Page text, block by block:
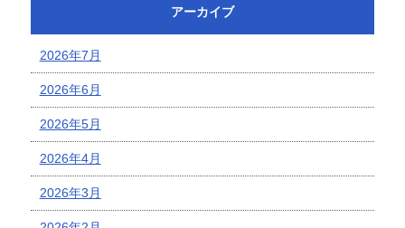
アーカイブ
2026年7月
2026年6月
2026年5月
2026年4月
2026年3月